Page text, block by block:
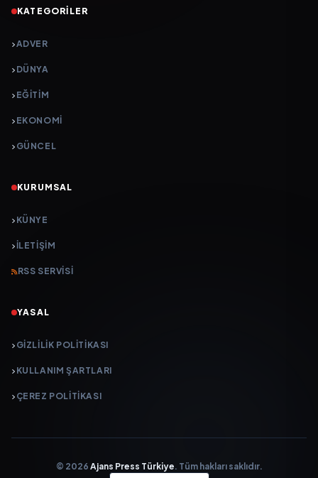
KATEGORILER
ADVER
DÜNYA
EĞİTİM
EKONOMİ
GÜNCEL
KURUMSAL
KÜNYE
İLETIŞIM
RSS SERVISI
YASAL
GIZLILIK POLITIKASI
KULLANIM ŞARTLARI
ÇEREZ POLITIKASI
© 2026 Ajans Press Türkiye. Tüm hakları saklıdır.